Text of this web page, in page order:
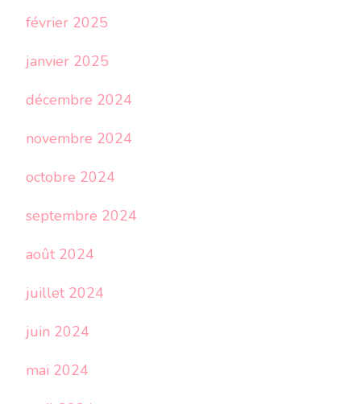
février 2025
janvier 2025
décembre 2024
novembre 2024
octobre 2024
septembre 2024
août 2024
juillet 2024
juin 2024
mai 2024